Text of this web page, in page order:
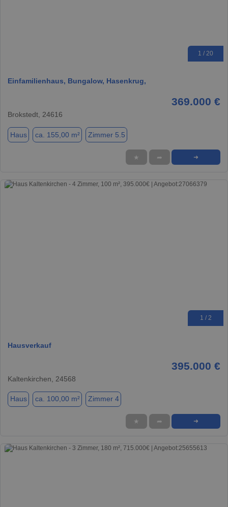
1 / 20
Einfamilienhaus, Bungalow, Hasenkrug,
369.000 €
Brokstedt, 24616
Haus ca. 155,00 m² Zimmer 5.5
★ ➦ ➜
1 / 2
Hausverkauf
395.000 €
Kaltenkirchen, 24568
Haus ca. 100,00 m² Zimmer 4
★ ➦ ➜